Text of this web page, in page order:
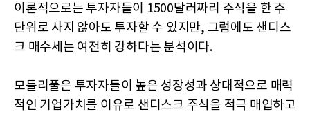
이론적으로는 투자자들이 1500달러짜리 주식을 한 주
단위로 사지 않아도 투자할 수 있지만, 그럼에도 샌디스
크 매수세는 여전히 강하다는 분석이다.
모틀리풀은 투자자들이 높은 성장성과 상대적으로 매력
적인 기업가치를 이유로 샌디스크 주식을 적극 매입하고